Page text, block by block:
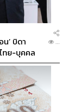
’ บิดา
ทย-บุคคล
...